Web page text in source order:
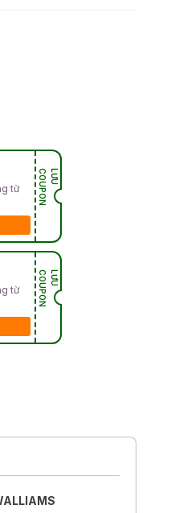
từ
L
Ư
U
C
O
U
P
O
N
từ
L
Ư
U
C
O
U
P
O
N